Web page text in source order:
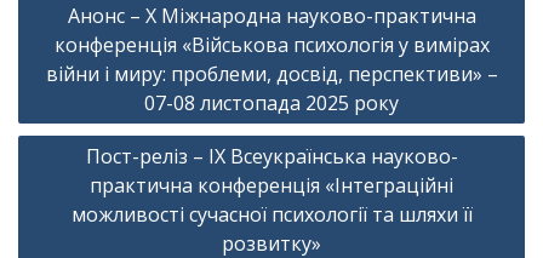
записів
Анонс – Х Міжнародна науково-практична
конференція «Військова психологія у вимірах
війни і миру: проблеми, досвід, перспективи» –
07-08 листопада 2025 року
Пост-реліз – ІX Всеукраїнська науково-
практична конференція «Інтеграційні
можливості сучасної психології та шляхи її
розвитку»